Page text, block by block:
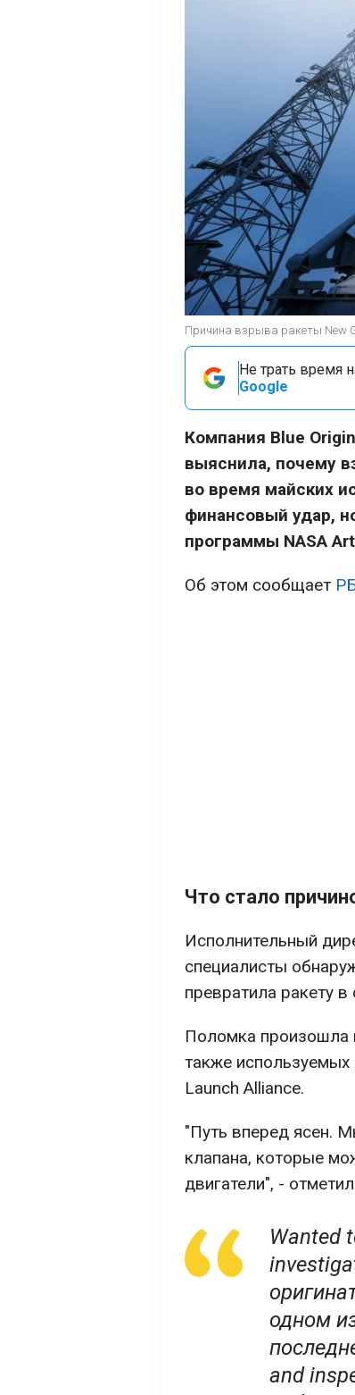
Причина взрыва ракеты New
Не трать время
Google
Компания Blue
выяснила, почему
во время майских
финансовый удар,
программы NASA
Об этом сообщает
Что стало
Исполнительный
специалисты
превратила ракету
Поломка произошла
также используемых
Launch Alliance.
"Путь вперед ясен.
клапана, которые
двигатели", -
Wanted
одном
and